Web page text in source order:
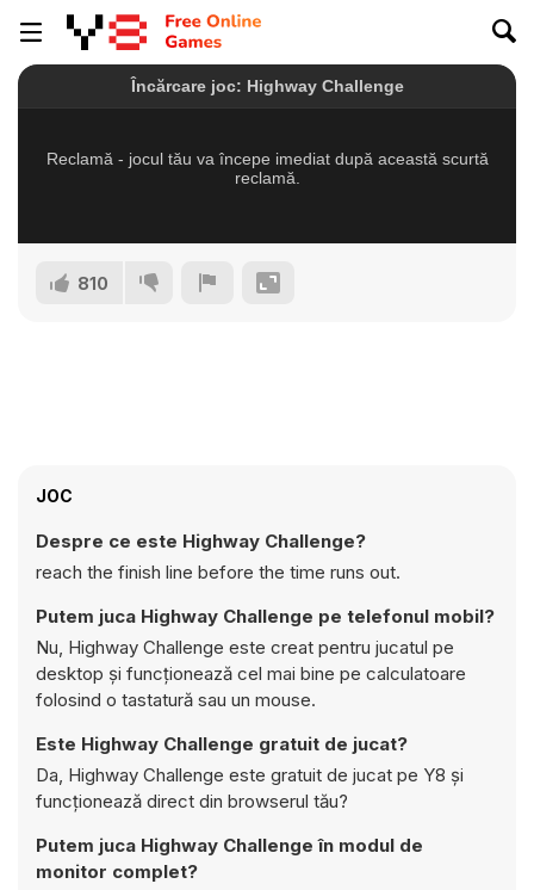
810
JOC
Despre ce este Highway Challenge?
reach the finish line before the time runs out.
Putem juca Highway Challenge pe telefonul mobil?
Nu, Highway Challenge este creat pentru jucatul pe
desktop și funcționează cel mai bine pe calculatoare
folosind o tastatură sau un mouse.
Este Highway Challenge gratuit de jucat?
Da, Highway Challenge este gratuit de jucat pe Y8 și
funcționează direct din browserul tău?
Putem juca Highway Challenge în modul de
monitor complet?